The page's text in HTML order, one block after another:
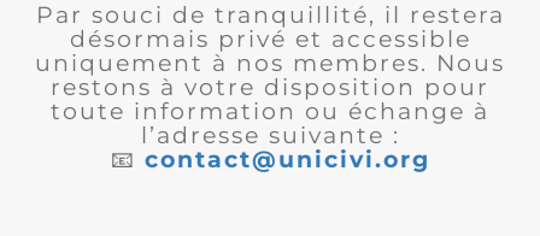
Par souci de tranquillité, il restera
désormais privé et accessible
uniquement à nos membres. Nous
restons à votre disposition pour
toute information ou échange à
l’adresse suivante :
📧 contact@unicivi.org